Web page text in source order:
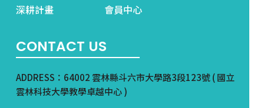
深耕計畫
會員中心
CONTACT US
ADDRESS：64002 雲林縣斗六市大學路3段123號 ( 國立
雲林科技大學教學卓越中心 )